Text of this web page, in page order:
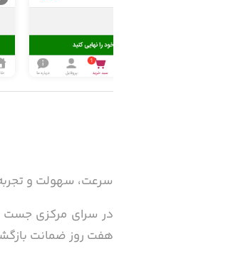
سرعت، سهولت و
در سرای مرکزی جست
هفت روز ضمانت